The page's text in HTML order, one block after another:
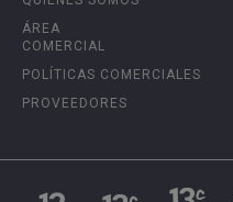
ÁREA
COMERCIAL
POLÍTICAS COMERCIALES
PROVEEDORES